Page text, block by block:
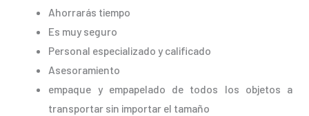
Ahorrarás tiempo
Es muy seguro
Personal especializado y calificado
Asesoramiento
empaque y empapelado de todos los objetos a
transportar sin importar el tamaño